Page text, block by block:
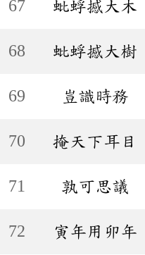
67
蚍蜉撼大木
68
蚍蜉撼大樹
69
豈識時務
70
掩天下耳目
71
孰可思議
72
寅年用卯年